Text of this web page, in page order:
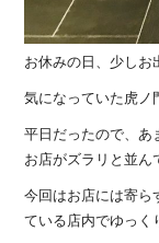
お休みの日、少しお
気になっていた虎ノ
平日だったので、あ
お店がズラリと並ん
今回はお店には寄ら
ている店内でゆっく